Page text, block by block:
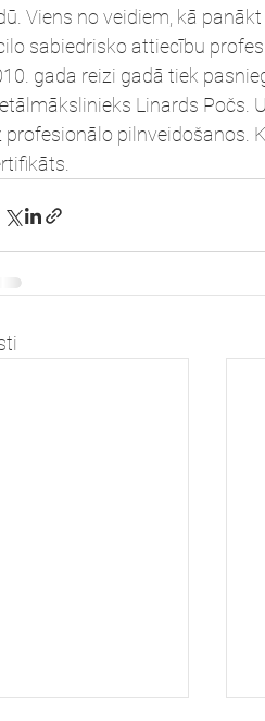
Viens no veidiem, kā
sabiedrisko attiecību
gada reizi gadā tiek
Linards Počs.
profesionālo pilnveidošanos.